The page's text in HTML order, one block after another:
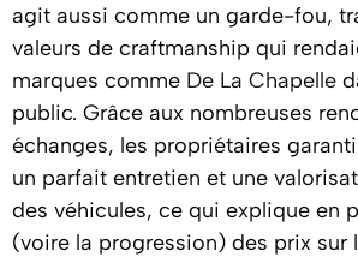
agit aussi comme un garde-fou,
valeurs de craftmanship qui
marques comme De La Chapelle
public. Grâce aux nombreuses
échanges, les propriétaires
un parfait entretien et une
des véhicules, ce qui explique en
(voire la progression) des prix sur